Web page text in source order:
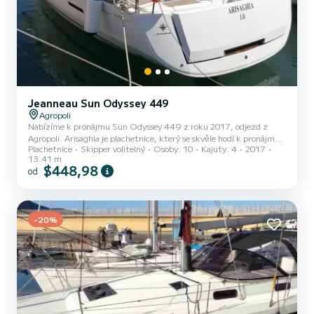
Jeanneau Sun Odyssey 449
Agropoli
Nabízíme k pronájmu Sun Odyssey 449 z roku 2017, odjezd z
Agropoli. Arisaghia je plachetnice, který se skvěle hodí k pronájmu.
Tato: boat_type je velmi snadno manévrovatelná a hodí se na plavbu
trvající jeden týden či déle. Počet komfortních kajut: 4 a počet osob
na lodi: 10. S celkovou délkou13 m a výkonem HP bude tato loď
Vybavení lodi Hlavní plachta na navijáku a...
Plachetnice Skipper volitelný Osoby: 10 Kajuty: 4
2017
13.41 m
od $448,98
-20%